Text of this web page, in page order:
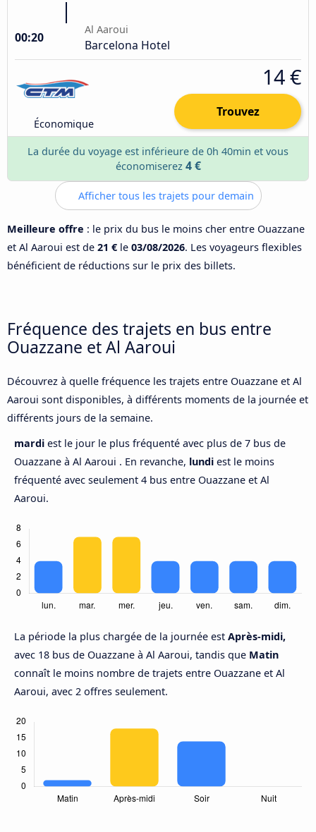
00:20
Al Aaroui
Barcelona Hotel
Économique
14 €
Trouvez
La durée du voyage est inférieure de 0h 40min et vous
économiserez 4 €
Afficher tous les trajets pour demain
Meilleure offre : le prix du bus le moins cher entre Ouazzane
et Al Aaroui est de 21 € le 03/08/2026. Les voyageurs flexibles
bénéficient de réductions sur le prix des billets.
Fréquence des trajets en bus entre
Ouazzane et Al Aaroui
Découvrez à quelle fréquence les trajets entre Ouazzane et Al
Aaroui sont disponibles, à différents moments de la journée et
différents jours de la semaine.
mardi est le jour le plus fréquenté avec plus de 7 bus de
Ouazzane à Al Aaroui . En revanche, lundi est le moins
fréquenté avec seulement 4 bus entre Ouazzane et Al
Aaroui.
La période la plus chargée de la journée est Après-midi,
avec 18 bus de Ouazzane à Al Aaroui, tandis que Matin
connaît le moins nombre de trajets entre Ouazzane et Al
Aaroui, avec 2 offres seulement.